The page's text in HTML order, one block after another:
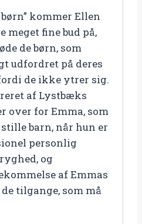
kommer Ellen
meget fine bud på,
de børn, som
udfordret på deres
de ikke ytrer sig.
af Lystbæks
over for Emma, som
barn, når hun er
personlig
og
af Emmas
tilgange, som må